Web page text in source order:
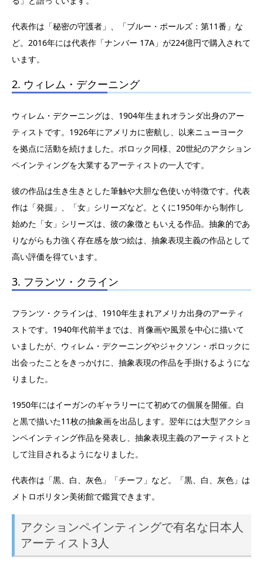
代表作は「秘密の守護者」、「ブルー・ポールズ：第11番」な
ど。2016年には代表作「ナンバー 17A」が224億円で購入されて
います。
2. ウィレム・デクーニング
ウィレム・デクーニングは、1904年生まれオランダ出身のアー
ティストです。1926年にアメリカに密航し、以来ニューヨーク
を拠点に活動を続けました。ポロック同様、20世紀のアクション
ペインティングを大業するアーティストの一人です。
彼の作品は生き生きとした筆触や大胆な色使いが特徴です。代表
作は「発掘」、「女」シリーズなど。とくに1950年から制作し
始めた「女」シリーズは、彼の象徴ともいえる作品。抽象的であ
りながらも力強く存在感を放つ絵は、抽象表現主義の作品として
高い評価を得ています。
3. フランツ・クライン
フランツ・クラインは、1910年生まれアメリカ出身のアーティ
ストです。1940年代前半までは、肖像画や風景を中心に描いて
いましたが、ウィレム・デクーニングやジャクソン・ポロックに
出会ったことをきっかけに、抽象表現の作品を手掛けるようにな
りました。
1950年にはイーガンのギャラリーにて初めての個展を開催。白
と黒で描いた11枚の抽象画を出品します。翌年には大型アクショ
ンペインティング作品を発表し、抽象表現主義のアーティストと
して注目されるようになりました。
代表作は「黒、白、灰色」「チーフ」など。「黒、白、灰色」は
メトロポリタン美術館で鑑賞できます。
アクションペインティングで有名な日本人
アーティスト3人